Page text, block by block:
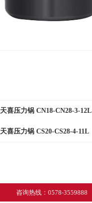
天喜压力锅 CN18-CN28-3-12L
天喜压力锅 CS20-CS28-4-11L
咨询热线 ： 0578-3559888